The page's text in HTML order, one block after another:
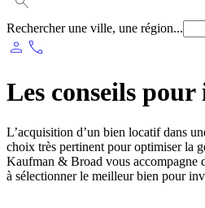
Rechercher une ville, une région...
person phone
Les conseils
L’acquisition d’un bien locatif dans
choix très pertinent pour optimiser la
Kaufman & Broad vous accompagne
à sélectionner le meilleur bien pour